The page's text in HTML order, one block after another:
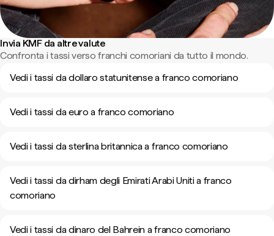
Invia KMF da altre valute
Confronta i tassi verso franchi comoriani da tutto il mondo.
Vedi i tassi da dollaro statunitense a franco comoriano
Vedi i tassi da euro a franco comoriano
Vedi i tassi da sterlina britannica a franco comoriano
Vedi i tassi da dirham degli Emirati Arabi Uniti a franco
comoriano
Vedi i tassi da dinaro del Bahrein a franco comoriano